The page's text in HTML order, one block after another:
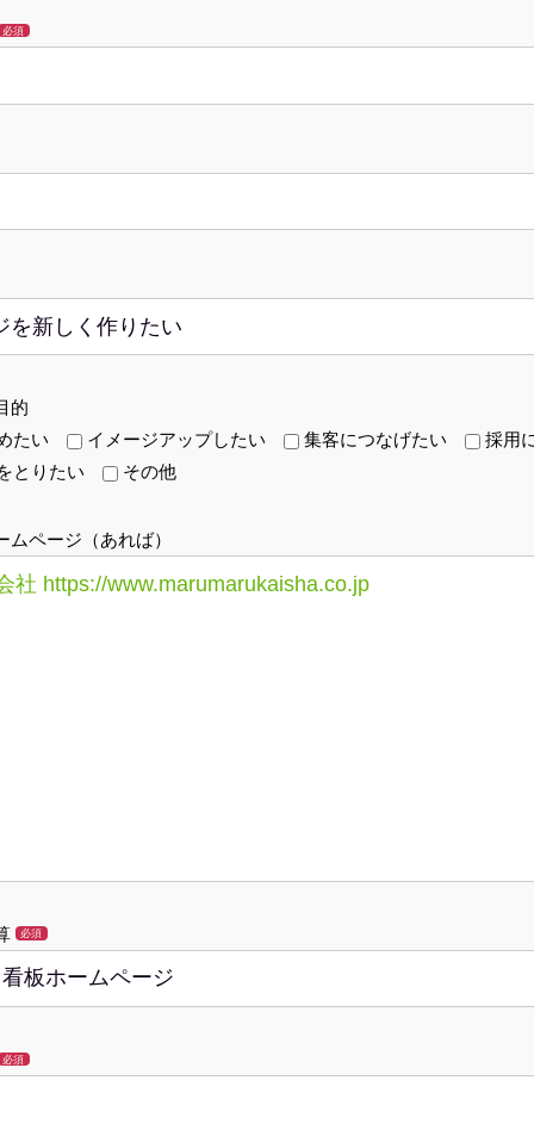
必須
的
たい
イメージアップしたい 集客につなげたい
採用
とりたい
その他
ページ（あれば）
必須
必須